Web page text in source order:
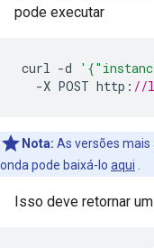
pode executar
curl -d
-X POST http : //
Nota: As versões
onda pode baixá-lo aqui
Isso deve retornar